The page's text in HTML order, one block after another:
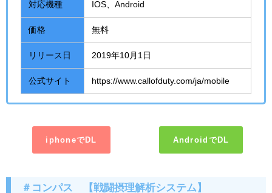
対応機種 IOS、Android
価格 無料
リリース日 2019年10月1日
公式サイト https://www.callofduty.com/ja/mobile
iphoneでDL AndroidでDL
＃コンパス 【戦闘摂理解析システム】